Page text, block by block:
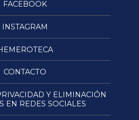
FACEBOOK
INSTAGRAM
CONTACTO
Y ELIMINACIÓN
EN REDES SOCIALES